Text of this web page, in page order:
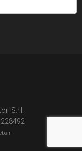
S.r.l.
228492